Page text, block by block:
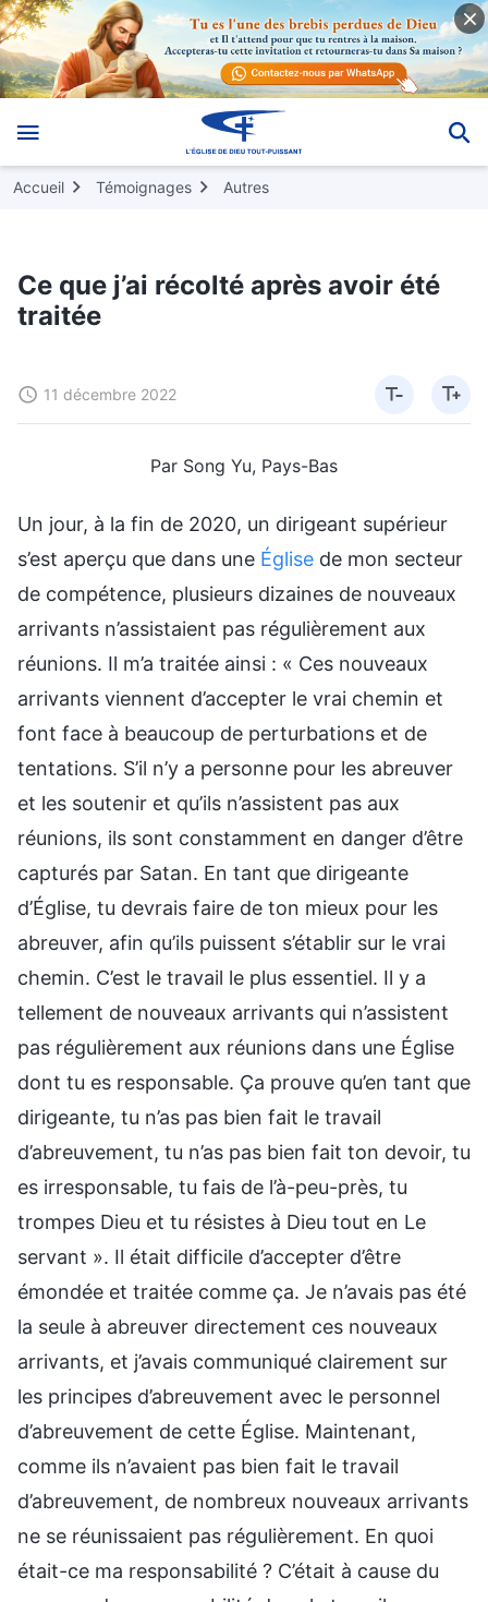
Accueil Témoignages Autres
Ce que j’ai récolté après avoir été
traitée
11 décembre 2022
Par Song Yu, Pays-Bas
Un jour, à la fin de 2020, un dirigeant supérieur
s’est aperçu que dans une Église de mon secteur
de compétence, plusieurs dizaines de nouveaux
arrivants n’assistaient pas régulièrement aux
réunions. Il m’a traitée ainsi : « Ces nouveaux
arrivants viennent d’accepter le vrai chemin et
font face à beaucoup de perturbations et de
tentations. S’il n’y a personne pour les abreuver
et les soutenir et qu’ils n’assistent pas aux
réunions, ils sont constamment en danger d’être
capturés par Satan. En tant que dirigeante
d’Église, tu devrais faire de ton mieux pour les
abreuver, afin qu’ils puissent s’établir sur le vrai
chemin. C’est le travail le plus essentiel. Il y a
tellement de nouveaux arrivants qui n’assistent
pas régulièrement aux réunions dans une Église
dont tu es responsable. Ça prouve qu’en tant que
dirigeante, tu n’as pas bien fait le travail
d’abreuvement, tu n’as pas bien fait ton devoir, tu
es irresponsable, tu fais de l’à-peu-près, tu
trompes Dieu et tu résistes à Dieu tout en Le
servant ». Il était difficile d’accepter d’être
émondée et traitée comme ça. Je n’avais pas été
la seule à abreuver directement ces nouveaux
arrivants, et j’avais communiqué clairement sur
les principes d’abreuvement avec le personnel
d’abreuvement de cette Église. Maintenant,
comme ils n’avaient pas bien fait le travail
d’abreuvement, de nombreux nouveaux arrivants
ne se réunissaient pas régulièrement. En quoi
était-ce ma responsabilité ? C’était à cause du